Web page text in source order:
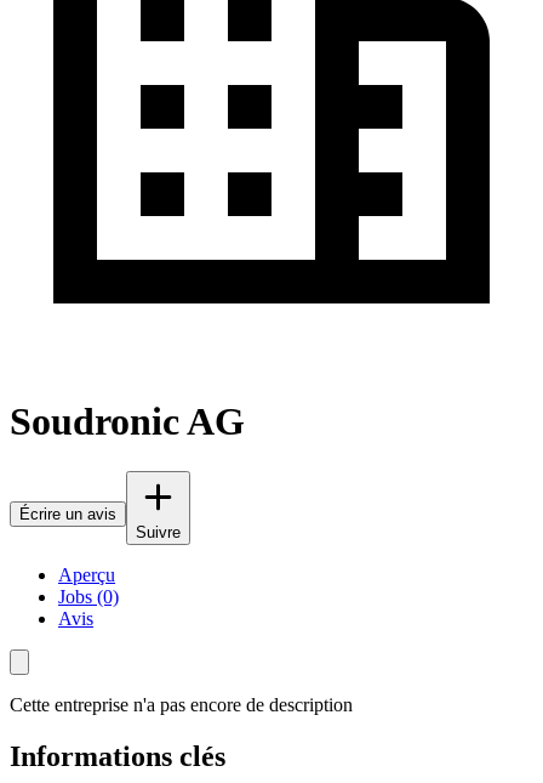
Soudronic AG
Écrire un avis
Suivre
Aperçu
Jobs (0)
Avis
Cette entreprise n'a pas encore de description
Informations clés